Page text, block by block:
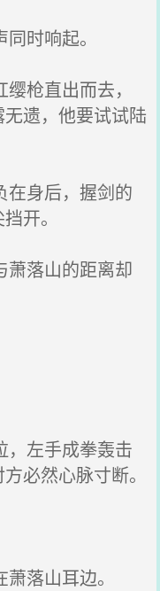
时响起。
枪直出而去，
遗，他要试试陆
身后，握剑的
开。
落山的距离却
左手成拳轰击
必然心脉寸断。
落山耳边。